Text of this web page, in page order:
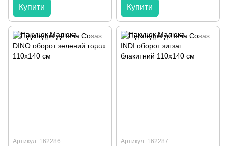
Купити Купити
Артикул: 162286 Артикул: 162287